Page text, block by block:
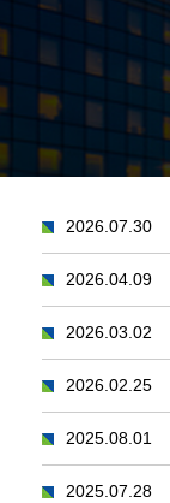
2026.07.30
2026.04.09
2026.03.02
2026.02.25
2025.08.01
2025.07.28